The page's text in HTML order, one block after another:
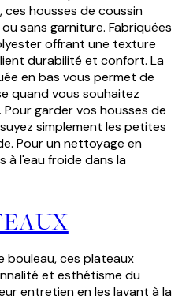
housses de coussin
sans garniture. Fabriquées
offrant une texture
durabilité et confort. La
en bas vous permet de
quand vous souhaitez
garder vos housses de
simplement les petites
Pour un nettoyage en
à l'eau froide dans la
bouleau, ces plateaux
et esthétisme du
entretien en les lavant à la